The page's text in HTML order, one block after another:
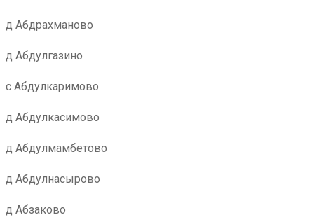
д Абдрахманово
д Абдулгазино
с Абдулкаримово
д Абдулкасимово
д Абдулмамбетово
д Абдулнасырово
д Абзаково